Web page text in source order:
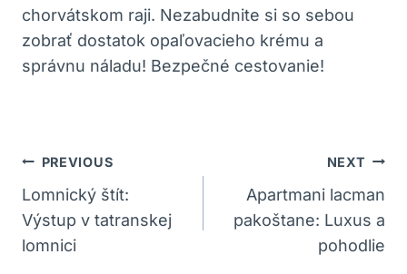
chorvátskom raji. Nezabudnite si so sebou
zobrať dostatok opaľovacieho krému a
správnu náladu! Bezpečné cestovanie!
Navigácia
V
Článku
PREVIOUS
Lomnický štít:
Výstup v tatranskej
lomnici
NEXT
Apartmani lacman
pakoštane: Luxus a
pohodlie